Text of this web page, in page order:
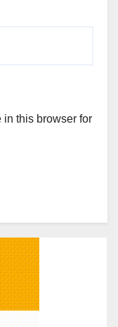
in this browser for